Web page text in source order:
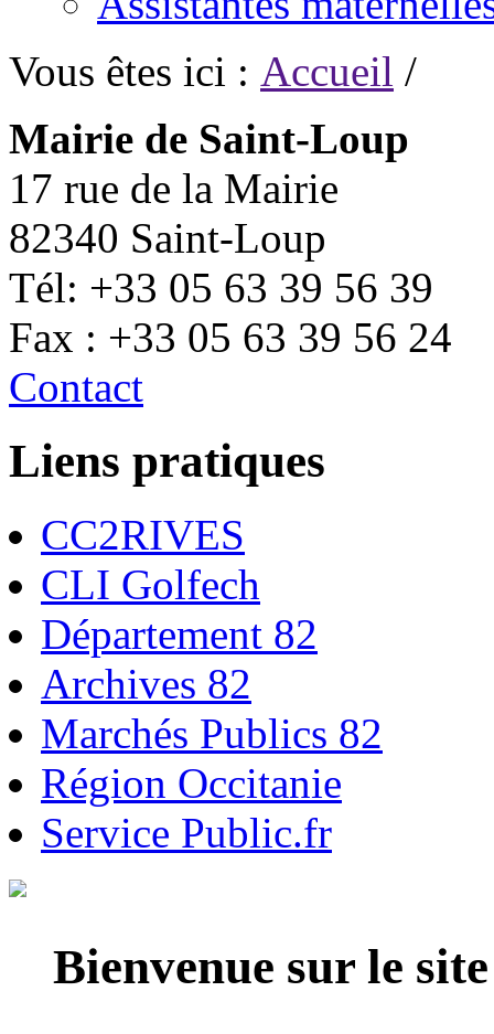
Vous êtes ici : Accueil /
Mairie de Saint-Loup
17 rue de la Mairie
82340 Saint-Loup
Tél: +33 05 63 39 56 39
Fax : +33 05 63 39 56 24
Contact
Liens pratiques
CC2RIVES
CLI Golfech
Département 82
Archives 82
Marchés Publics 82
Région Occitanie
Service Public.fr
Bienvenue sur le